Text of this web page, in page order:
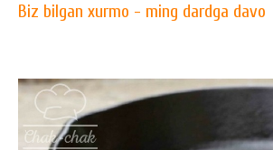
Biz bilgan xurmo - ming dardga davo